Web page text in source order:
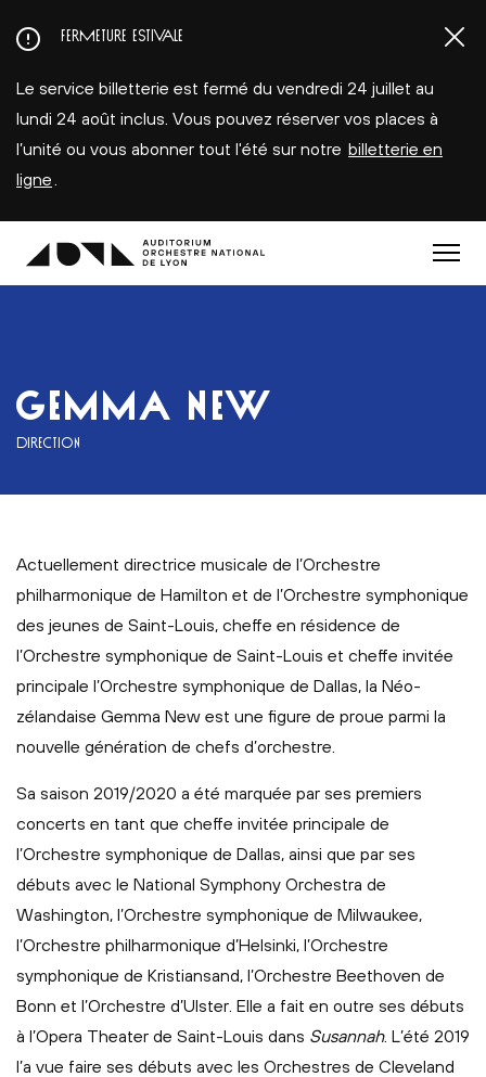
au
principal
FERMETURE ESTIVALE
Le service billetterie est fermé du vendredi 24 juillet au
lundi 24 août inclus. Vous pouvez réserver vos places à
l’unité ou vous abonner tout l'été sur notre billetterie en
ligne
Menu
GEMMA NEW
DIRECTION
Actuellement directrice musicale de l’Orchestre
philharmonique de Hamilton et de l’Orchestre symphonique
des jeunes de Saint-Louis, cheffe en résidence de
l’Orchestre symphonique de Saint-Louis et cheffe invitée
principale l’Orchestre symphonique de Dallas, la Néo-
zélandaise Gemma New est une figure de proue parmi la
nouvelle génération de chefs d’orchestre.
Sa saison 2019/2020 a été marquée par ses premiers
concerts en tant que cheffe invitée principale de
l’Orchestre symphonique de Dallas, ainsi que par ses
débuts avec le National Symphony Orchestra de
Washington, l’Orchestre symphonique de Milwaukee,
l’Orchestre philharmonique d’Helsinki, l’Orchestre
symphonique de Kristiansand, l’Orchestre Beethoven de
Bonn et l’Orchestre d’Ulster. Elle a fait en outre ses débuts
à l’Opera Theater de Saint-Louis dans Susannah. L’été 2019
l’a vue faire ses débuts avec les Orchestres de Cleveland